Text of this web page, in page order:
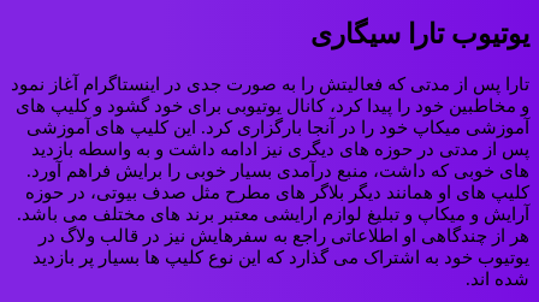
یوتیوب تارا سیگاری
تارا پس از مدتی که فعالیتش را به صورت جدی در اینستاگرام آغاز نمود
و مخاطبین خود را پیدا کرد، کانال یوتیوبی برای خود گشود و کلیپ های
آموزشی میکاپ خود را در آنجا بارگزاری کرد. این کلیپ های آموزشی
پس از مدتی در حوزه های دیگری نیز ادامه داشت و به واسطه بازدید
های خوبی که داشت، منبع درآمدی بسیار خوبی را برایش فراهم آورد.
کلیپ های او همانند دیگر بلاگر های مطرح مثل صدف بیوتی، در حوزه
آرایش و میکاپ و تبلیغ لوازم ارایشی معتبر برند های مختلف می باشد.
هر از چندگاهی او اطلاعاتی راجع به سفرهایش نیز در قالب ولاگ در
یوتیوب خود به اشتراک می گذارد که این نوع کلیپ ها بسیار پر بازدید
شده اند.